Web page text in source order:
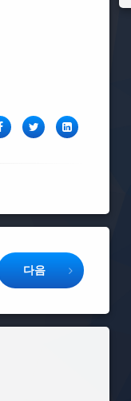
페이스북Twitter링크드인
다음